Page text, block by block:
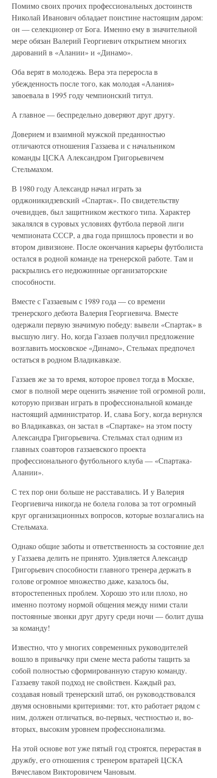
Помимо своих прочих профессиональных достоинств
Николай Иванович обладает поистине настоящим даром:
он — селекционер от Бога. Именно ему в значительной
мере обязан Валерий Георгиевич открытием многих
дарований в «Алании» и «Динамо».
Оба верят в молодежь. Вера эта переросла в
убежденность после того, как молодая «Алания»
завоевала в 1995 году чемпионский титул.
А главное — беспредельно доверяют друг другу.
Доверием и взаимной мужской преданностью
отличаются отношения Газзаева и с начальником
команды ЦСКА Александром Григорьевичем
Стельмахом.
В 1980 году Александр начал играть за
орджоникидзевский «Спартак». По свидетельству
очевидцев, был защитником жесткого типа. Характер
закалялся в суровых условиях футбола первой лиги
чемпионата СССР, а два года пришлось провести и во
втором дивизионе. После окончания карьеры футболиста
остался в родной команде на тренерской работе. Там и
раскрылись его недюжинные организаторские
способности.
Вместе с Газзаевым с 1989 года — со времени
тренерского дебюта Валерия Георгиевича. Вместе
одержали первую значимую победу: вывели «Спартак» в
высшую лигу. Но, когда Газзаев получил предложение
возглавить московское «Динамо», Стельмах предпочел
остаться в родном Владикавказе.
Газзаев же за то время, которое провел тогда в Москве,
смог в полной мере оценить значение той огромной роли,
которую призван играть в профессиональной команде
настоящий администратор. И, слава Богу, когда вернулся
во Владикавказ, он застал в «Спартаке» на этом посту
Александра Григорьевича. Стельмах стал одним из
главных соавторов газзаевского проекта
профессионального футбольного клуба — «Спартака-
Алании».
С тех пор они больше не расставались. И у Валерия
Георгиевича никогда не болела голова за тот огромный
круг организационных вопросов, которые возлагались на
Стельмаха.
Однако общие заботы и ответственность за состояние дел
у Газзаева делить не принято. Удивляется Александр
Григорьевич способности главного тренера держать в
голове огромное множество даже, казалось бы,
второстепенных проблем. Хорошо это или плохо, но
именно поэтому нормой общения между ними стали
постоянные звонки друг другу среди ночи — болит душа
за команду!
Известно, что у многих современных руководителей
вошло в привычку при смене места работы тащить за
собой полностью сформированную старую команду.
Газзаеву такой подход не свойствен. Каждый раз,
создавая новый тренерский штаб, он руководствовался
двумя основными критериями: тот, кто работает рядом с
ним, должен отличаться, во-первых, честностью и, во-
вторых, высоким уровнем профессионализма.
На этой основе вот уже пятый год строятся, перерастая в
дружбу, его отношения с тренером вратарей ЦСКА
Вячеславом Викторовичем Чановым.